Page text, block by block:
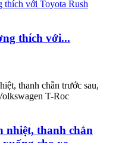
thích với...
nhiệt, thanh chắn